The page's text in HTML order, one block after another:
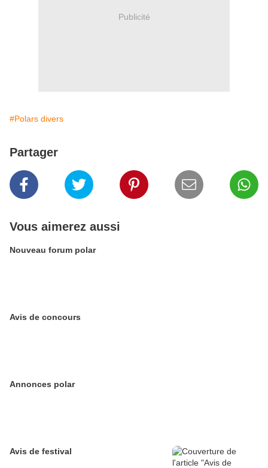
Publicité
#Polars divers
Partager
Vous aimerez aussi
Nouveau forum polar
Avis de concours
Annonces polar
Avis de festival